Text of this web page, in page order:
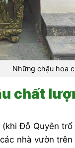
Những chậu hoa
chất
Đỗ Quyên
nhà vườn